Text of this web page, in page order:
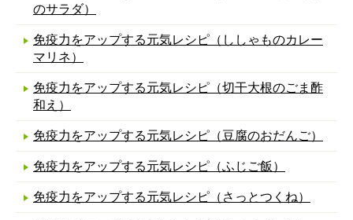
のサラダ）
免疫力をアップする元気レシピ（ししゃものカレー
マリネ）
免疫力をアップする元気レシピ（切干大根のごま酢
和え）
免疫力をアップする元気レシピ（豆腐のおだんご）
免疫力をアップする元気レシピ（ふじご飯）
免疫力をアップする元気レシピ（さっとつくね）